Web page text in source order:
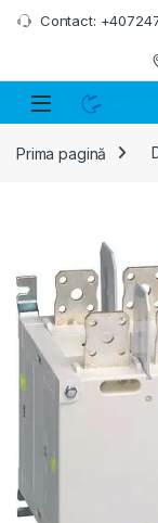
Skip to navigation
Skip to content
Contact:
Prima pagină